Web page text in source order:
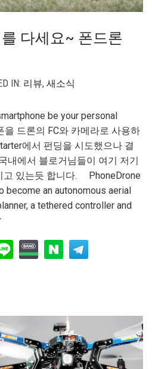
다세요~ 폰드론
IN: 리뷰, 새소식
be your personal
드론의 FC와 카메라로 사용하
에서 펀딩을 시도했으나 결
내에서 블로거님들이 여기 저기
고 있는듯 합니다. PhoneDrone
become an autonomous aerial
a tethered controller and